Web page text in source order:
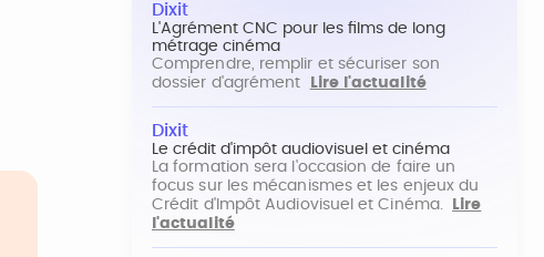
Dixit
L'Agrément CNC pour les films de long
métrage cinéma
Comprendre, remplir et sécuriser son
dossier d'agrément
Lire l'actualité
Dixit
Le crédit d'impôt audiovisuel et cinéma
La formation sera l'occasion de faire un
focus sur les mécanismes et les enjeux du
Crédit d'Impôt Audiovisuel et Cinéma.
Lire
l'actualité